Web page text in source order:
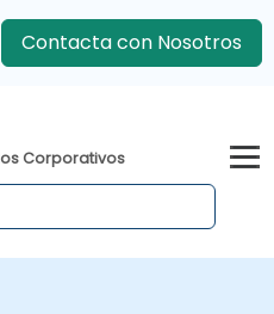
Contacta con Nosotros
Corporativos